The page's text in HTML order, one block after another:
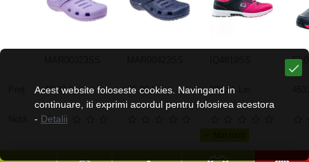
46.89 Lei 46.89 Lei 224.11 Lei
Acest website foloseste cookies. Navingand in
continuare, iti exprimi acordul pentru folosirea acestora
- Detalii